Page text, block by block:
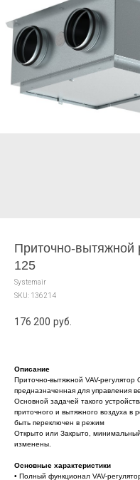
Приточно-вытяжной
125
Systemair
SKU: 136214
176 200 руб.
Описание
Приточно-вытяжной VAV-регулятор
предназначенная для управления
Основной задачей такого
приточного и вытяжного воздуха в
быть переключен в режим
Открыто или Закрыто,
изменены.
Основные характеристики
• Полный функционал VAV-